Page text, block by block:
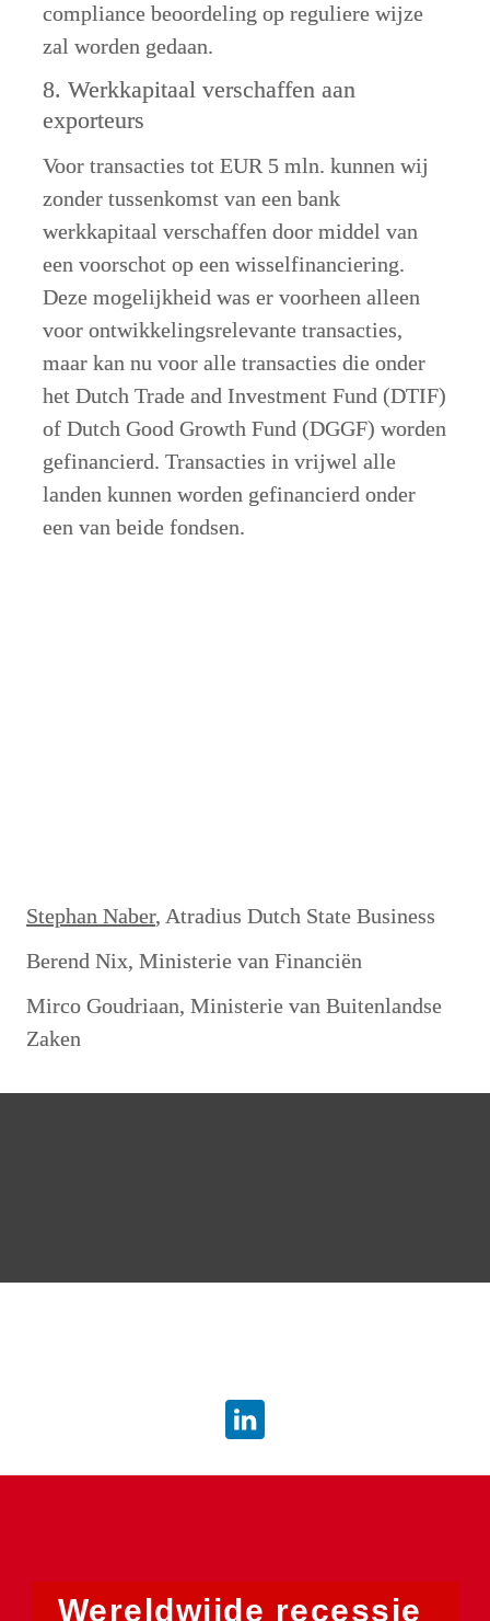
compliance beoordeling op reguliere wijze
zal worden gedaan.
8. Werkkapitaal verschaffen aan
exporteurs
Voor transacties tot EUR 5 mln. kunnen wij
zonder tussenkomst van een bank
werkkapitaal verschaffen door middel van
een voorschot op een wisselfinanciering.
Deze mogelijkheid was er voorheen alleen
voor ontwikkelingsrelevante transacties,
maar kan nu voor alle transacties die onder
het Dutch Trade and Investment Fund (DTIF)
of Dutch Good Growth Fund (DGGF) worden
gefinancierd. Transacties in vrijwel alle
landen kunnen worden gefinancierd onder
een van beide fondsen.
Stephan Naber, Atradius Dutch State Business
Berend Nix, Ministerie van Financiën
Mirco Goudriaan, Ministerie van Buitenlandse
Zaken
Wereldwijde recessie